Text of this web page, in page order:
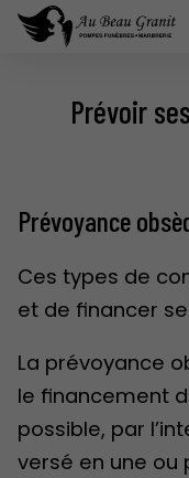
Prévoir
Prévoyance
Ces types de
et de financer
La prévoyance
le financement
possible, par
versé en une ou